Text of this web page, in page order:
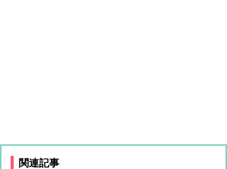
関連記事